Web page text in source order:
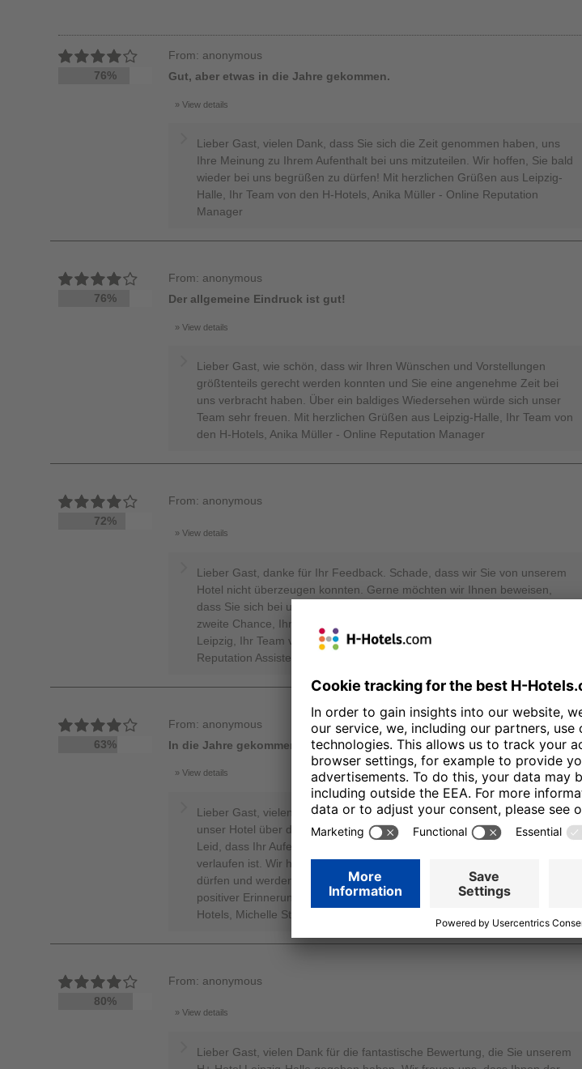
76%
From: anonymous
Gut, aber etwas in die Jahre gekommen.
View details
Lieber Gast, vielen Dank, dass Sie sich die Zeit genommen haben, uns
Ihre Meinung zu Ihrem Aufenthalt bei uns mitzuteilen. Wir hoffen, Sie bald
wieder bei uns begrüßen zu dürfen! Mit herzlichen Grüßen aus Leipzig-
Halle, Ihr Team von den H-Hotels, Anika Müller - Online Reputation
Manager
76%
From: anonymous
Der allgemeine Eindruck ist gut!
View details
Lieber Gast, wie schön, dass wir Ihren Wünschen und Vorstellungen
größtenteils gerecht werden konnten und Sie eine angenehme Zeit bei
uns verbracht haben. Über ein baldiges Wiedersehen würde sich unser
Team sehr freuen. Mit herzlichen Grüßen aus Leipzig-Halle, Ihr Team von
den H-Hotels, Anika Müller - Online Reputation Manager
72%
From: anonymous
View details
Lieber Gast, danke für Ihr Feedback. Schade, dass wir Sie von unserem
Hotel nicht überzeugen konnten. Gerne möchten wir Ihnen beweisen,
dass Sie sich bei uns rundum wohl fühlen können und hoffen auf eine
zweite Chance, Ihr Gastgeber sein zu dürfen. Herzliche Grüße aus
Leipzig, Ihr Team von den H-Hotels, Michelle Steinegger - Online
Reputation Assistent West
63%
From: anonymous
In die Jahre gekommen
View details
Lieber Gast, vielen Dank, dass Sie sich die Zeit genommen haben, um
unser Hotel über das Bewertungssystem zu bewerten. Es tut uns sehr
Leid, dass Ihr Aufenthalt in unserem Hause nicht zu Ihrer Zufriedenheit
verlaufen ist. Wir hoffen dennoch, Sie bald wieder bei uns begrüßen zu
dürfen und werden dann alles dafür tun, damit Ihr nächster Besuch in
positiver Erinnerung bleibt. Liebe Grüße aus Leipzig, Ihr Team von den H-
Hotels, Michelle Steinegger - online Reputation Assistent West
80%
From: anonymous
View details
Lieber Gast, vielen Dank für die fantastische Bewertung, die Sie unserem